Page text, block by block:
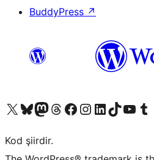
BuddyPress ↗
X (eski Twitter) hesabımıza bakın
Bluesky hesabımızı ziyaret edinMastodon hesabımızı ziyaret edinThreads hesabımızı ziyaret edinFacebook sayfamızı ziyaret edinInstagram hesabımızı ziyaret edinLinkedIn hesabımızı ziyaret edinTikTok hesabımızı ziyaret edinYouTube kanalımızı ziyaret edin
Tumblr
Kod şiirdir.